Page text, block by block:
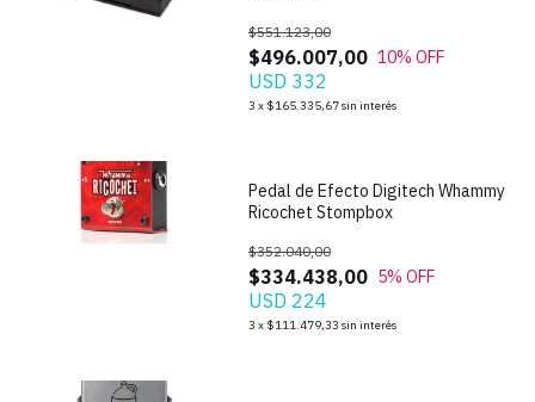
$496.007,00
$551.123,00
10% OFF
USD 332
3 x $165.335,67sin interés
Pedal de Efecto Digitech Whammy
Ricochet Stompbox
$334.438,00
$352.040,00
5% OFF
USD 224
3 x $111.479,33 sin interés